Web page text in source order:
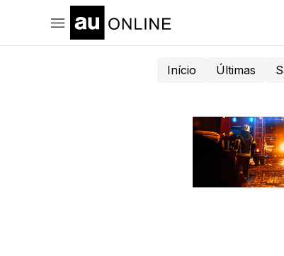
Início Últimas